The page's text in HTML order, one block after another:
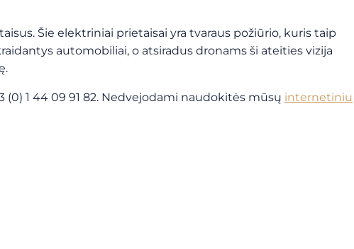
Šie elektriniai prietaisai yra tvaraus požiūrio, kuris taip
automobiliai, o atsiradus dronams ši ateities vizija
(0) 1 44 09 91 82. Nedvejodami naudokitės mūsų internetiniu